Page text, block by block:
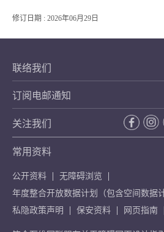
修订日期 : 2026年06月29日
联络我们
订阅电邮通知
关注我们
常用资料
公开资料
无障碍浏览
年度整合开放数据计划（包含空间数据计
私隐政策声明
保安资料 网页指南